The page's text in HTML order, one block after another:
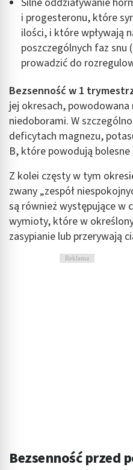
i progesteronu, które
ilości, i które wpływają
poszczególnych faz snu
prowadzić do
Bezsenność w 1
jej okresach,
niedoborami. W
deficytach magnezu,
B, które powodują bolesne
Z kolei częsty w tym
zwany „zespół
są również występujące w
wymioty, które w
zasypianie lub przerywają
Reklama
Bezsenność przed